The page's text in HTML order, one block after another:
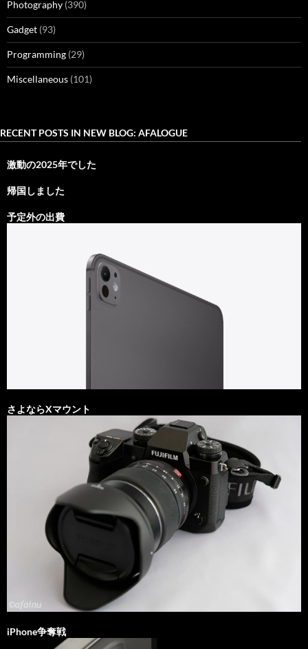
Photography (390)
Gadget (93)
Programming (29)
Miscellaneous (101)
RECENT POSTS IN NEW BLOG: AFALOGUE
激動の2025年でした
帰国しました
予定外の出費
さよならXマウント
iPhone争奪戦